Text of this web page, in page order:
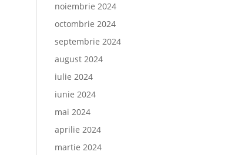
noiembrie 2024
octombrie 2024
septembrie 2024
august 2024
iulie 2024
iunie 2024
mai 2024
aprilie 2024
martie 2024